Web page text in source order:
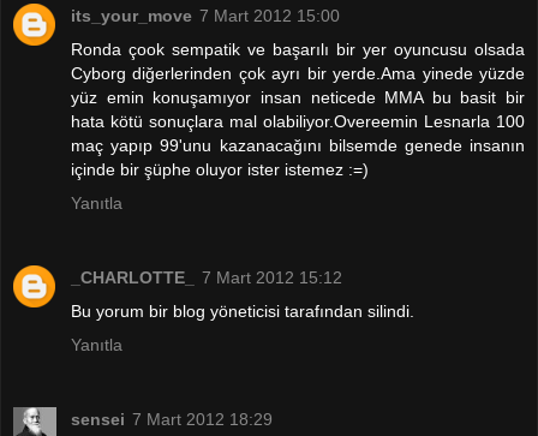
its_your_move 7 Mart 2012 15:00
Ronda çook sempatik ve başarılı bir yer oyuncusu olsada
Cyborg diğerlerinden çok ayrı bir yerde.Ama yinede yüzde
yüz emin konuşamıyor insan neticede MMA bu basit bir
hata kötü sonuçlara mal olabiliyor.Overeemin Lesnarla 100
maç yapıp 99'unu kazanacağını bilsemde genede insanın
içinde bir şüphe oluyor ister istemez :=)
Yanıtla
_CHARLOTTE_
7 Mart 2012 15:12
Bu yorum bir blog yöneticisi tarafından silindi.
Yanıtla
sensei 7 Mart 2012 18:29